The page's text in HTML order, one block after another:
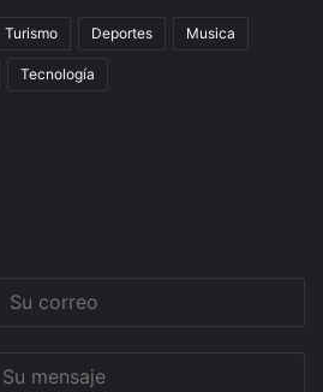
Turismo Deportes Musica
Tecnología